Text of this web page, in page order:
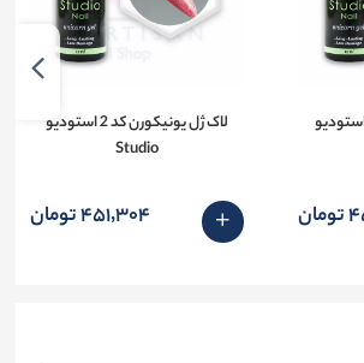
ژل یونیکورن کد 3 استودیو
لاک ژل یونیکورن کد 2 استودیو
Studio
451٬304 تومان